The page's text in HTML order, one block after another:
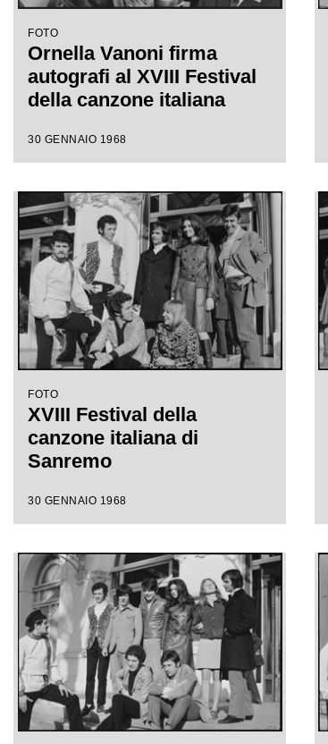
FOTO
Ornella Vanoni firma
autografi al XVIII Festival
della canzone italiana
30 GENNAIO 1968
FOTO
XVIII Festival della
canzone italiana di
Sanremo
30 GENNAIO 1968